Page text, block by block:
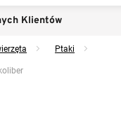
Klientów
Ptaki